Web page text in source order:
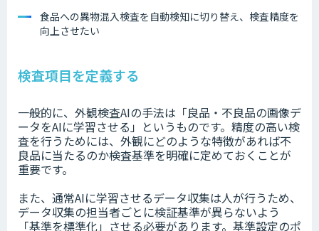
食品への異物混入検査を自動検知に切り替え、検査精度を
向上させたい
検査項目を定義する
一般的に、外観検査AIの手法は「良品・不良品の画像デ
ータをAIに学習させる」というものです。精度の高い検
査を行うためには、外観にどのような特徴があれば不
良品に当たるのか検査基準を明確に定めておくことが
重要です。
また、通常AIに学習させるデータ収集は人が行うため、
データ収集の担当者ごとに検証基準が異らないよう
「基準を標準化」させる必要があります。基準設定のポ